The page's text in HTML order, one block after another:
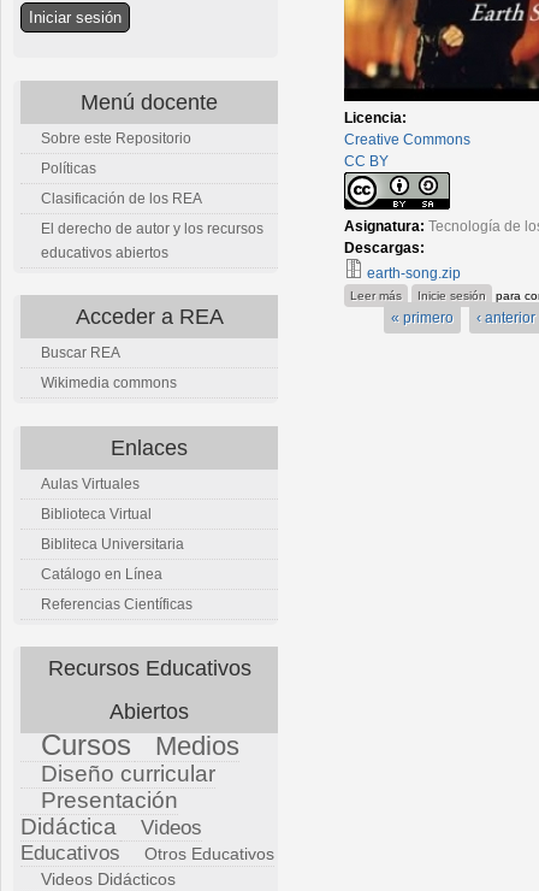
Licencia:
Creative Commons
CC BY
Asignatura: Tecnología de
Descargas:
earth-song.zip
Leer más sobre earth-
Inicie sesión para
« primero ‹ anterior
Menú docente
Sobre este Repositorio
Políticas
Clasificación de los REA
El derecho de autor y los recursos
educativos abiertos
Acceder a REA
Buscar REA
Wikimedia commons
Enlaces
Aulas Virtuales
Biblioteca Virtual
Bibliteca Universitaria
Catálogo en Línea
Referencias Científicas
Recursos Educativos
Abiertos
Cursos Medios
Diseño curricular
Presentación
Didáctica
Videos
Educativos
Otros Educativos
Videos Didácticos